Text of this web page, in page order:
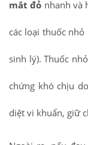
mắt đỏ nhanh và
các loại thuốc
sinh lý). Thuốc
chứng khó chịu
diệt vi khuẩn, giữ